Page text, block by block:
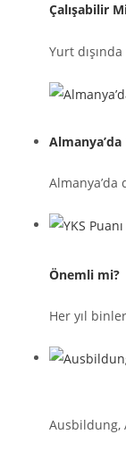
Çalışabilir
Yurt
Önemli mi?
Her yıl
Ausbildung,